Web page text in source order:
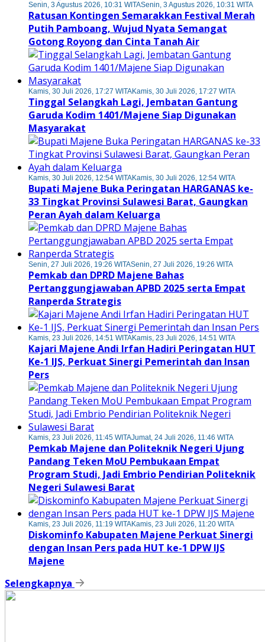
Senin, 3 Agustus 2026, 10:31 WITASenin, 3 Agustus 2026, 10:31 WITA
Ratusan Kontingen Semarakkan Festival Merah
Putih Pamboang, Wujud Nyata Semangat
Gotong Royong dan Cinta Tanah Air
Kamis, 30 Juli 2026, 17:27 WITAKamis, 30 Juli 2026, 17:27 WITA
Tinggal Selangkah Lagi, Jembatan Gantung
Garuda Kodim 1401/Majene Siap Digunakan
Masyarakat
Kamis, 30 Juli 2026, 12:54 WITAKamis, 30 Juli 2026, 12:54 WITA
Bupati Majene Buka Peringatan HARGANAS ke-
33 Tingkat Provinsi Sulawesi Barat, Gaungkan
Peran Ayah dalam Keluarga
Senin, 27 Juli 2026, 19:26 WITASenin, 27 Juli 2026, 19:26 WITA
Pemkab dan DPRD Majene Bahas
Pertanggungjawaban APBD 2025 serta Empat
Ranperda Strategis
Kamis, 23 Juli 2026, 14:51 WITAKamis, 23 Juli 2026, 14:51 WITA
Kajari Majene Andi Irfan Hadiri Peringatan HUT
Ke-1 IJS, Perkuat Sinergi Pemerintah dan Insan
Pers
Kamis, 23 Juli 2026, 11:45 WITAJumat, 24 Juli 2026, 11:46 WITA
Pemkab Majene dan Politeknik Negeri Ujung
Pandang Teken MoU Pembukaan Empat
Program Studi, Jadi Embrio Pendirian Politeknik
Negeri Sulawesi Barat
Kamis, 23 Juli 2026, 11:19 WITAKamis, 23 Juli 2026, 11:20 WITA
Diskominfo Kabupaten Majene Perkuat Sinergi
dengan Insan Pers pada HUT ke-1 DPW IJS
Majene
Selengkapnya